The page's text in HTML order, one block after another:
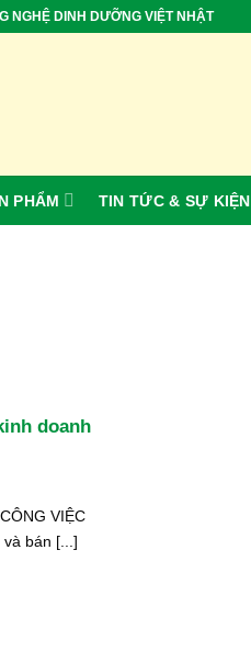
NGHỆ DINH DƯỠNG VIỆT NHẬT
PHẨM TIN TỨC & SỰ KIỆN
doanh
VIỆC
bán [...]